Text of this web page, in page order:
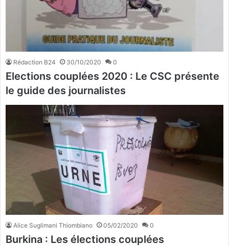
Rédaction B24 30/10/2020 0
Elections couplées 2020 : Le CSC présente
le guide des journalistes
Alice Suglimani Thiombiano 05/02/2020 0
Burkina : Les élections couplées